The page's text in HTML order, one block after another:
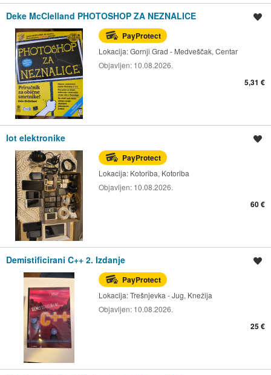
Deke McClelland PHOTOSHOP ZA NEZNALICE
PayProtect
Lokacija:Gornji Grad - Medveščak, Centar
Objavljen: 10.08.2026.
5,31 €
lot elektronike
PayProtect
Lokacija: Kotoriba, Kotoriba
Objavljen: 10.08.2026.
60 €
Demistificirani C++ 2. Izdanje
PayProtect
Lokacija:Trešnjevka - Jug, Knežija
Objavljen: 10.08.2026.
25 €